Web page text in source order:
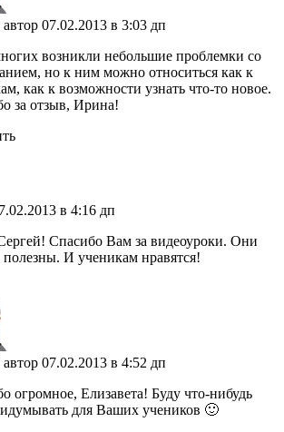
автор 07.02.2013 в 3:03 дп
возникли небольшие проблемки со
но к ним можно относиться как к
как к возможности узнать что-то новое.
за отзыв, Ирина!
в 4:16 дп
Спасибо Вам за видеоуроки. Они
И ученикам нравятся!
автор 07.02.2013 в 4:52 дп
огромное, Елизавета! Буду что-нибудь
для Ваших учеников 🙂